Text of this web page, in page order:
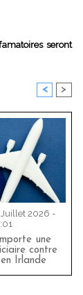
seront
< >
2026 -
une
contre
Irlande